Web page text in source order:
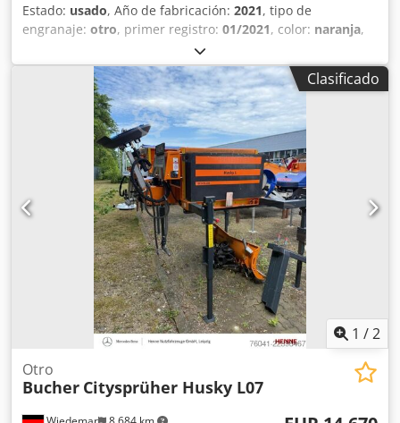
Estado: usado, Año de fabricación: 2021, tipo de
engranaje: otro, primer registro: 01/2021, color: naranja,
, peso en vacío:
conductor:otro, Ubicación del vehículo: Bovenden.
Equipamiento: Esparcidor de sal con contenedor
intercambiable de aproximadamente 5 m³. El esparcidor
de sal está montado sobre un chasis intercambiable
Strobach. Peso propio: aproximadamente 2310 kg.
Capacidad del esparcidor de sal: aproximadamente 5 m³.
Capacidad del depósito de sal líquida: aproximadamente
4580 l. LAS ESPECIFICACIONES DE LOS ACCESORIOS SE
PROPORCIONAN SIN GARANTÍA. Nos reservamos el
derecho a realizar modificaciones, a vender el vehículo
antes y a corregir errores. Dedpfxszpzf Dj Ac Uekr
Clasificado
1 /2
Otro
Bucher Citysprüher Husky L07